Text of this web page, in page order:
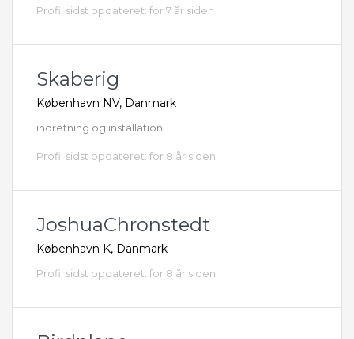
Profil sidst opdateret: for 7 år siden
Skaberig
København NV, Danmark
indretning og installation
Profil sidst opdateret: for 8 år siden
JoshuaChronstedt
København K, Danmark
Profil sidst opdateret: for 8 år siden